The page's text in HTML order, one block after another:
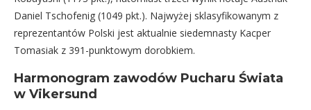
Daniel Tschofenig (1049 pkt.). Najwyżej sklasyfikowanym z
reprezentantów Polski jest aktualnie siedemnasty Kacper
Tomasiak z 391-punktowym dorobkiem.
Harmonogram zawodów Pucharu Świata
w Vikersund